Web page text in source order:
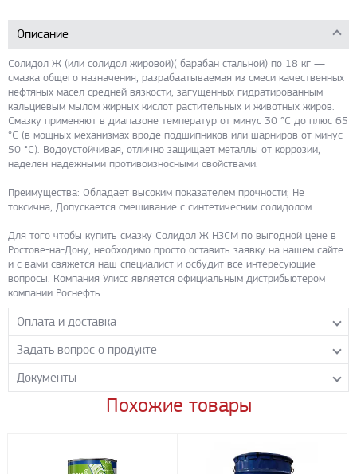
Описание
Солидол Ж (или солидол жировой)( барабан стальной) по 18 кг —
смазка общего назначения, разрабаатываемая из смеси качественных
нефтяных масел средней вязкости, загущенных гидратированным
кальциевым мылом жирных кислот растительных и животных жиров.
Смазку применяют в диапазоне температур от минус 30 °С до плюс 65
°С (в мощных механизмах вроде подшипников или шарниров от минус
50 °С). Водоустойчивая, отлично защищает металлы от коррозии,
наделен надежными противоизносными свойствами.
Преимущества: Обладает высоким показателем прочности; Не
токсична; Допускается смешивание с синтетическим солидолом.
Для того чтобы купить смазку Солидол Ж НЗСМ по выгодной цене в
Ростове-на-Дону, необходимо просто оставить заявку на нашем сайте
и с вами свяжется наш специалист и осбудит все интересующие
вопросы. Компания Улисс является официальным дистрибьютером
компании Роснефть
Оплата и доставка
Самовывоз с нашего склада
Транспортные компании
Бесплатная доставка до терминала ПЭК
Регионы доставки:
Задать вопрос о продукте
Задайте нашим менеджерам вопрос о данном продукте.
Все поля формы обязательны к заполнению.
Документы
0Декларация солидол- PDF 234.8 КБ
Похожие товары